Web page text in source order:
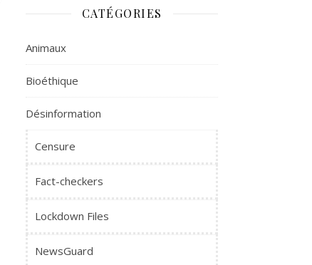
CATÉGORIES
Animaux
Bioéthique
Désinformation
Censure
Fact-checkers
Lockdown Files
NewsGuard